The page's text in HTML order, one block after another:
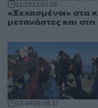
11:2313.03.18
«Ξεχασμένοι» στα
μετανάστες και
13:4908.08.17